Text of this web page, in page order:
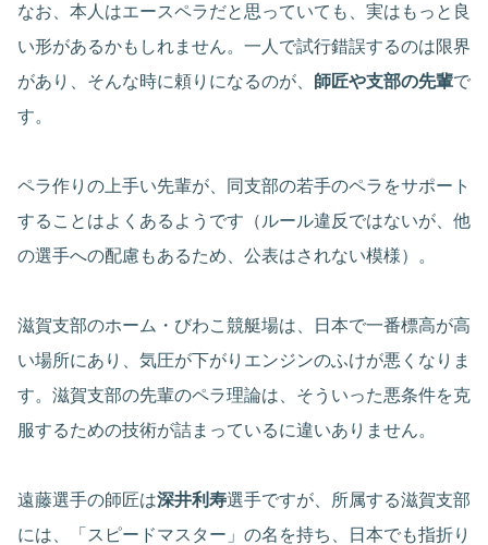
なお、本人はエースペラだと思っていても、実はもっと良
い形があるかもしれません。一人で試行錯誤するのは限界
があり、そんな時に頼りになるのが、 師匠や支部の先輩で
す。
ペラ作りの上手い先輩が、同支部の若手のペラをサポート
することはよくあるようです（ルール違反ではないが、他
の選手への配慮もあるため、公表はされない模様）。
滋賀支部のホーム・びわこ競艇場は、日本で一番標高が高
い場所にあり、気圧が下がりエンジンのふけが悪くなりま
す。滋賀支部の先輩のペラ理論は、そういった悪条件を克
服するための技術が詰まっているに違いありません。
遠藤選手の師匠は深井利寿選手ですが、所属する滋賀支部
には、「スピードマスター」の名を持ち、日本でも指折り